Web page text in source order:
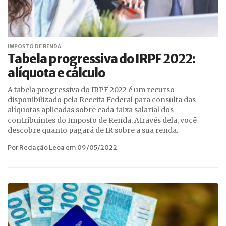
IMPOSTO DE RENDA
Tabela progressiva do IRPF 2022:
alíquota e cálculo
A tabela progressiva do IRPF 2022 é um recurso
disponibilizado pela Receita Federal para consulta das
alíquotas aplicadas sobre cada faixa salarial dos
contribuintes do Imposto de Renda. Através dela, você
descobre quanto pagará de IR sobre a sua renda.
Por Redação Leoa em 09/05/2022